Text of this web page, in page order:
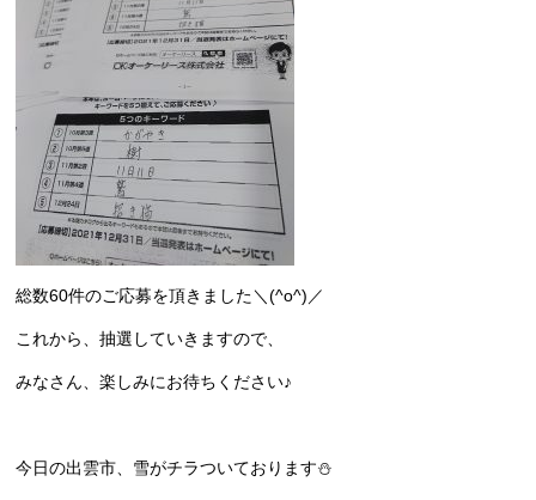
総数60件のご応募を頂きました＼(^o^)／
これから、抽選していきますので、
みなさん、楽しみにお待ちください♪
今日の出雲市、雪がチラついております⛄